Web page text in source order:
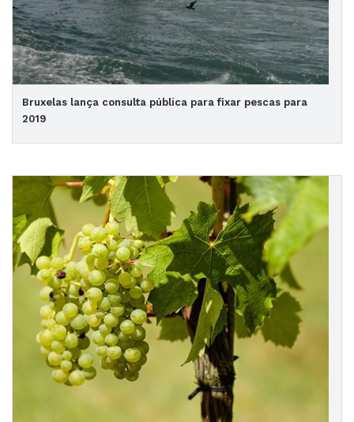
Bruxelas lança consulta pública para fixar pescas para
2019